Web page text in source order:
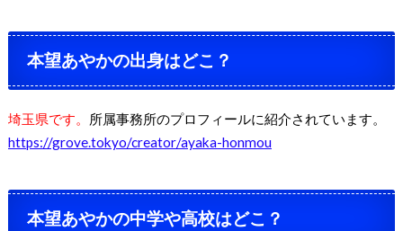
本望あやかの出身はどこ？
埼玉県です。
所属事務所のプロフィールに紹介されています。
https://grove.tokyo/creator/ayaka-honmou
本望あやかの中学や高校はどこ？